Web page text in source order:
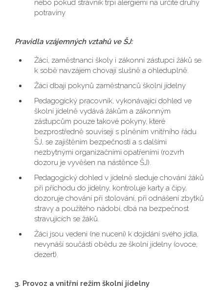
nebo pokud strávník trpí alergiemi na určité druhy
potraviny
Pravidla vzájemných vztahů ve ŠJ:
Žáci, zaměstnanci školy i zákonní zástupci žáků se
k sobě navzájem chovají slušně a ohleduplně.
Žáci dbají pokynů zaměstnanců školní jídelny
Pedagogický pracovník, vykonávající dohled ve
školní jídelně vydává žákům a zákonným
zástupcům pouze takové pokyny, které
bezprostředně souvisejí s plněním vnitřního řádu
ŠJ, se zajištěním bezpečnosti a s dalšími
nezbytnými organizačními opatřeními (rozvrh
dozoru je vyvěšen na nástěnce ŠJ).
Pedagogický dohled v jídelně sleduje chování žáků
při příchodu do jídelny, kontroluje karty a čipy,
dozoruje chování při stolování, při odnášení zbytků
stravy a použitého nádobí, dbá na bezpečnost
stravujících se žáků.
Žáci jsou vedeni (ne nuceni) k dojídání svého jídla,
nevynáší součásti obědu ze školní jídelny (ovoce,
dezert).
3. Provoz a vnitřní režim školní jídelny